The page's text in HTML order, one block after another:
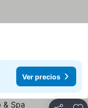
Ver precios